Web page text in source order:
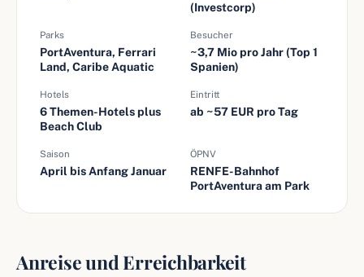
(Investcorp)
Parks
PortAventura, Ferrari
Land, Caribe Aquatic
Besucher
~3,7 Mio pro Jahr (Top 1
Spanien)
Hotels
6 Themen-Hotels plus
Beach Club
Eintritt
ab ~57 EUR pro Tag
Saison
April bis Anfang Januar
ÖPNV
RENFE-Bahnhof
PortAventura am Park
Anreise und Erreichbarkeit